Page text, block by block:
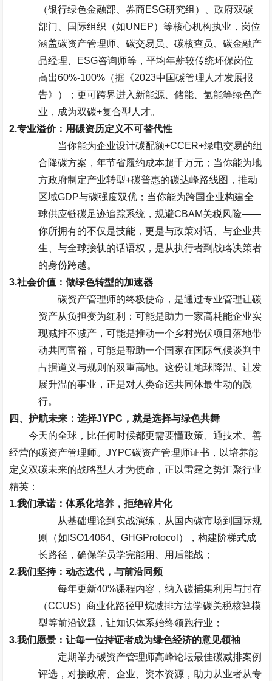
（银行绿色金融部、券商ESG研究组）、政府双碳
部门、国际组织（如UNEP）等核心机构执业，岗位
涵盖碳资产管理师、碳交易员、碳核查员、碳金融产
品经理、 ESG咨询师等，平均年薪较传统环保岗位
高出60%-100% （据《2023中国碳管理人才发展报
告》）；更可跨界进入新能源、储能、氢能等绿色产
业，成为双碳+复合型人才。
2.专业溢价：用碳资历定义不可替代性
当你能为企业设计碳配额+CCER+绿电交易的组
合降碳方案，年节省履约成本超千万元；当你能为地
方政府制定产业转型+碳普惠的碳达峰路线图，推动
区域GDP与碳强度双优；当你能为跨国企业构建全
球供应链碳足迹追踪系统，规避CBAM关税风险——
你所拥有的不仅是技能，更是与政策对话、与企业共
生、与全球接轨的话语权，是从执行者到战略决策者
的身份跨越。
3.社会价值：做绿色转型的加速器
碳资产管理师的终极使命，是通过专业管理让碳
资产从负担变为红利：可能是助力一家高耗能企业实
现减排不减产，可能是推动一个乡村光伏项目落地带
动共同富裕，可能是帮助一个国家在国际气候谈判中
占据道义与规则的双重高地。这份让地球降温、让发
展升温的事业，正是对人类命运共同体最生动的践
行。
四、护航未来：选择JYPC ，就是选择与绿色共舞
今天的全球，比任何时候都更需要懂政策、通技术、善
经营的碳资产管理师。JYPC碳资产管理师证书，以培养能
定义双碳未来的战略型人才为使命，正以雷霆之势汇聚行业
精英：
1.我们承诺：体系化培养，拒绝碎片化
从基础理论到实战演练，从国内碳市场到国际规
则（如 ISO14064 、GHGProtocol ），构建阶梯式成
长路径，确保学员学完能用、用后能战；
2.我们坚持：动态迭代，与前沿同频
每年更新40%课程内容，纳入碳捕集利用与封存
（CCUS）商业化路径甲烷减排方法学碳关税核算模
型等前沿议题，让知识体系始终领跑行业；
3.我们愿景：让每一位持证者成为绿色经济的意见领袖
定期举办碳资产管理师高峰论坛最佳碳减排案例
评选，对接政府、企业、资本资源，助力从业者从专